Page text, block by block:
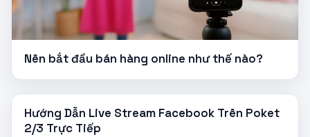
Nên bắt đầu bán hàng online như thế nào?
Hướng Dẫn Live Stream Facebook Trên Poket
2/3 Trực Tiếp